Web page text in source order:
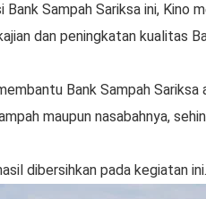
Sampah Sariksa ini, Kino
dan peningkatan kualitas
Bank Sampah
maupun nasabahnya,
dibersihkan pada kegiatan ini.